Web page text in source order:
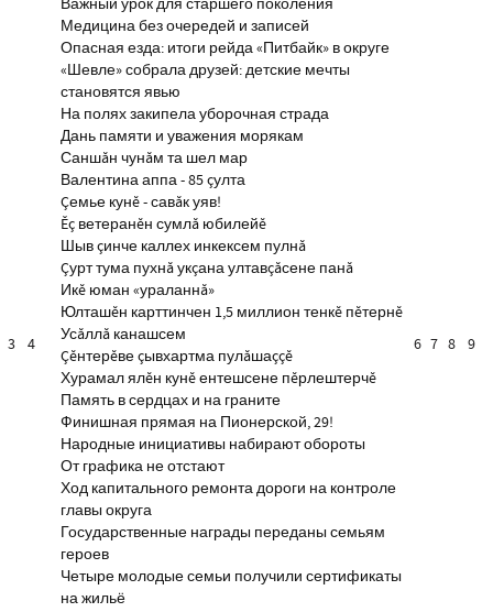
3 4
Важный урок для старшего поколения
Медицина без очередей и записей
Опасная езда: итоги рейда «Питбайк» в округе
«Шевле» собрала друзей: детские мечты
становятся явью
На полях закипела уборочная страда
Дань памяти и уважения морякам
Саншăн чунăм та шел мар
Валентина аппа - 85 çулта
Çемье кунĕ - савăк уяв!
Ĕç ветеранĕн сумлă юбилейĕ
Шыв çинче каллех инкексем пулнă
Çурт тума пухнă укçана ултавçăсене панă
Икĕ юман «ураланнă»
Юлташĕн карттинчен 1,5 миллион тенкĕ пĕтернĕ
Усăллă канашсем
Çĕнтерĕве çывхартма пулăшаççĕ
Хурамал ялĕн кунĕ ентешсене пĕрлештерчĕ
Память в сердцах и на граните
Финишная прямая на Пионерской, 29!
Народные инициативы набирают обороты
От графика не отстают
Ход капитального ремонта дороги на контроле
главы округа
Государственные награды переданы семьям
героев
Четыре молодые семьи получили сертификаты
на жильё
6 7 8 9